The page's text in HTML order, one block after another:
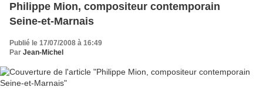
Philippe Mion, compositeur contemporain
Seine-et-Marnais
Publié le 17/07/2008 à 16:49
Par Jean-Michel